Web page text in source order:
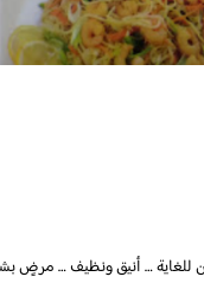
للغاية … أنيق ونظيف … مرضٍ